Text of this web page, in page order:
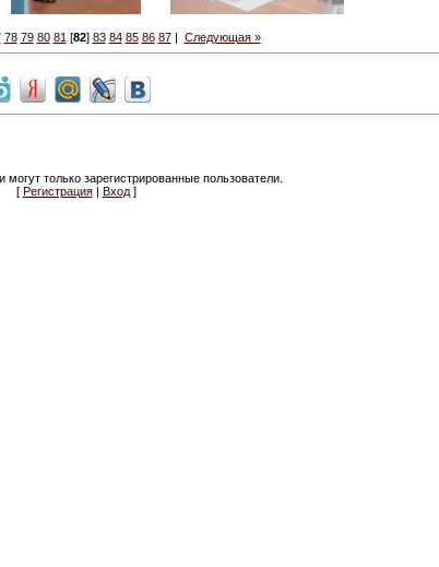
78 79 80 81 [82] 83 84 85 86 87| Следующая »
только зарегистрированные пользователи.
[ Регистрация| Вход]